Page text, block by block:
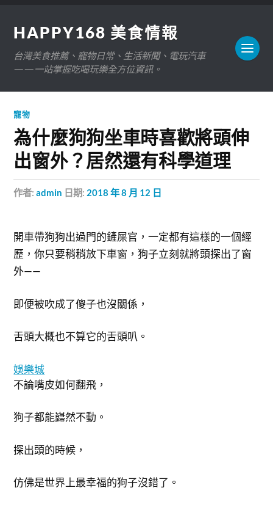
HAPPY168 美食情報
台灣美食推薦、寵物日常、生活新聞、電玩汽車
——一站掌握吃喝玩樂全方位資訊。
寵物
為什麼狗狗坐車時喜歡將頭伸
出窗外？居然還有科學道理
作者:admin 日期: 2018 年 8 月 12 日
開車帶狗狗出過門的鏟屎官，一定都有這樣的一個經
歷，你只要稍稍放下車窗，狗子立刻就將頭探出了窗
外——
即便被吹成了傻子也沒關係，
舌頭大概也不算它的舌頭叭。
娛樂城
不論嘴皮如何翻飛，
狗子都能巋然不動。
探出頭的時候，
仿佛是世界上最幸福的狗子沒錯了。